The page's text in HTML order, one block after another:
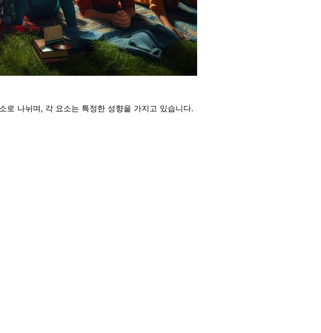
나뉘며, 각 요소는 특정한 성향을 가지고 있습니다.